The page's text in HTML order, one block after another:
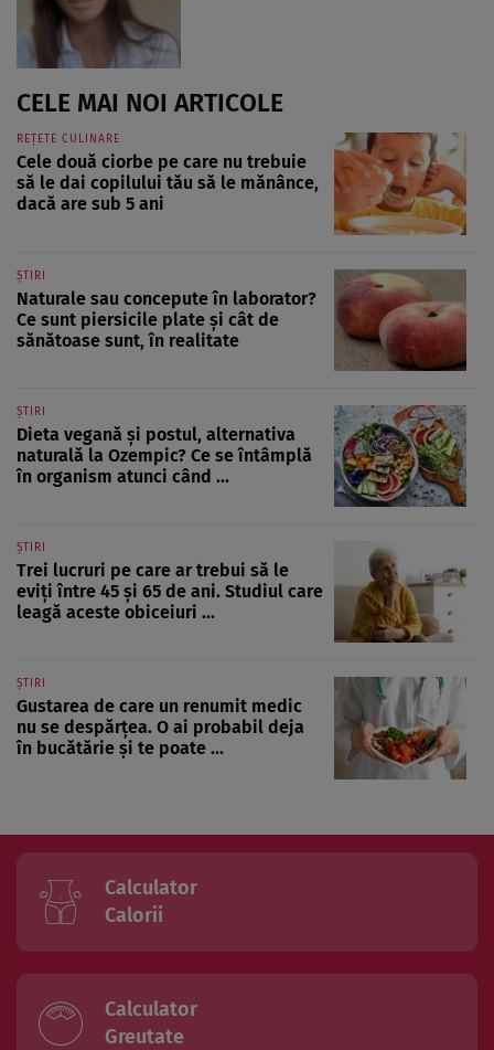
CELE MAI NOI ARTICOLE
REȚETE CULINARE
Cele două ciorbe pe care nu trebuie
să le dai copilului tău să le mănânce,
dacă are sub 5 ani
ȘTIRI
Naturale sau concepute în laborator?
Ce sunt piersicile plate și cât de
sănătoase sunt, în realitate
ȘTIRI
Dieta vegană și postul, alternativa
naturală la Ozempic? Ce se întâmplă
în organism atunci când ...
ȘTIRI
Trei lucruri pe care ar trebui să le
eviți între 45 și 65 de ani. Studiul care
leagă aceste obiceiuri ...
ȘTIRI
Gustarea de care un renumit medic
nu se despărțea. O ai probabil deja
în bucătărie și te poate ...
Calculator
Calorii
Calculator
Greutate